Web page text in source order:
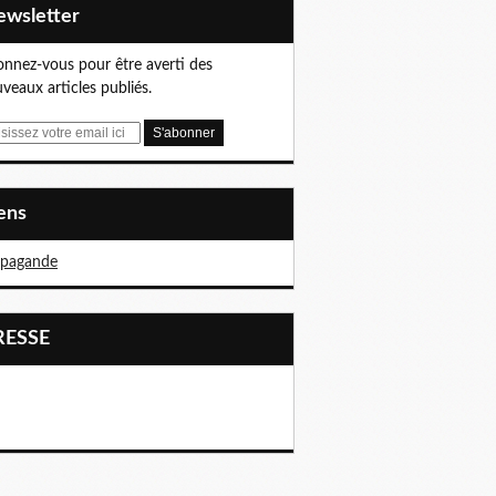
vous pour être averti des
articles publiés.